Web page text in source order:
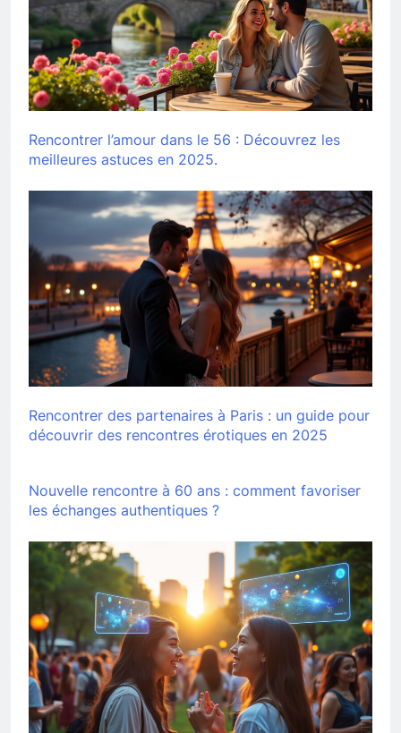
Rencontrer l’amour dans le 56 : Découvrez les
meilleures astuces en 2025.
Rencontrer des partenaires à Paris : un guide pour
découvrir des rencontres érotiques en 2025
Nouvelle rencontre à 60 ans : comment favoriser
les échanges authentiques ?